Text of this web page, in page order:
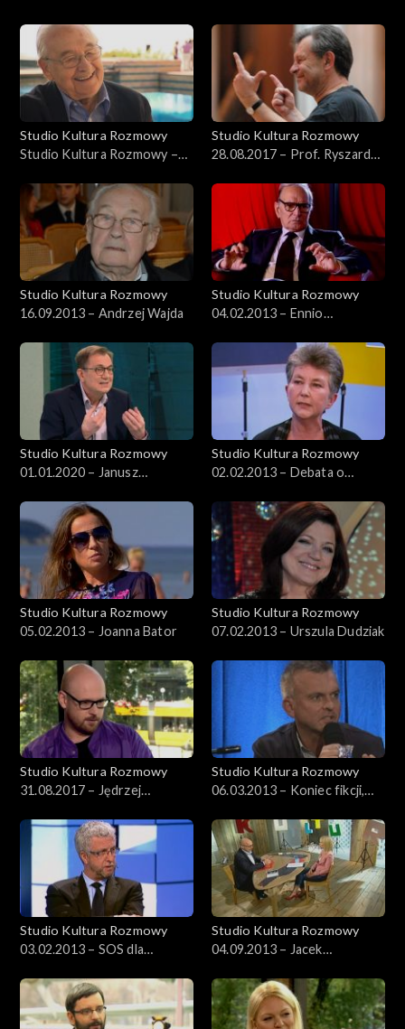
Studio Kultura Rozmowy
Studio Kultura Rozmowy –
Studio Kultura Rozmowy
28.08.2017 – Prof. Ryszard
Studio Kultura Rozmowy
16.09.2013 – Andrzej Wajda
Studio Kultura Rozmowy
04.02.2013 – Ennio
Studio Kultura Rozmowy
01.01.2020 – Janusz
Studio Kultura Rozmowy
02.02.2013 – Debata o
Studio Kultura Rozmowy
05.02.2013 – Joanna Bator
Studio Kultura Rozmowy
07.02.2013 – Urszula Dudziak
Studio Kultura Rozmowy
31.08.2017 – Jędrzej
Studio Kultura Rozmowy
06.03.2013 – Koniec fikcji,
Studio Kultura Rozmowy
03.02.2013 – SOS dla
Studio Kultura Rozmowy
04.09.2013 – Jacek